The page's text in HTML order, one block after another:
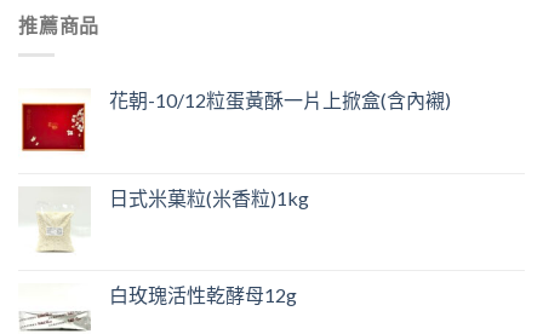
推薦商品
花朝-10/12粒蛋黃酥一片上掀盒(含內襯)
日式米菓粒(米香粒)1kg
白玫瑰活性乾酵母12g